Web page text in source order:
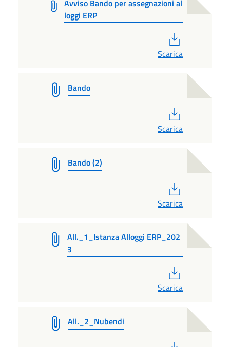
Avviso Bando per assegnazioni al
loggi ERP
Scarica
Bando
Scarica
Bando (2)
Scarica
All._1_Istanza Alloggi ERP_202
3
Scarica
All._2_Nubendi